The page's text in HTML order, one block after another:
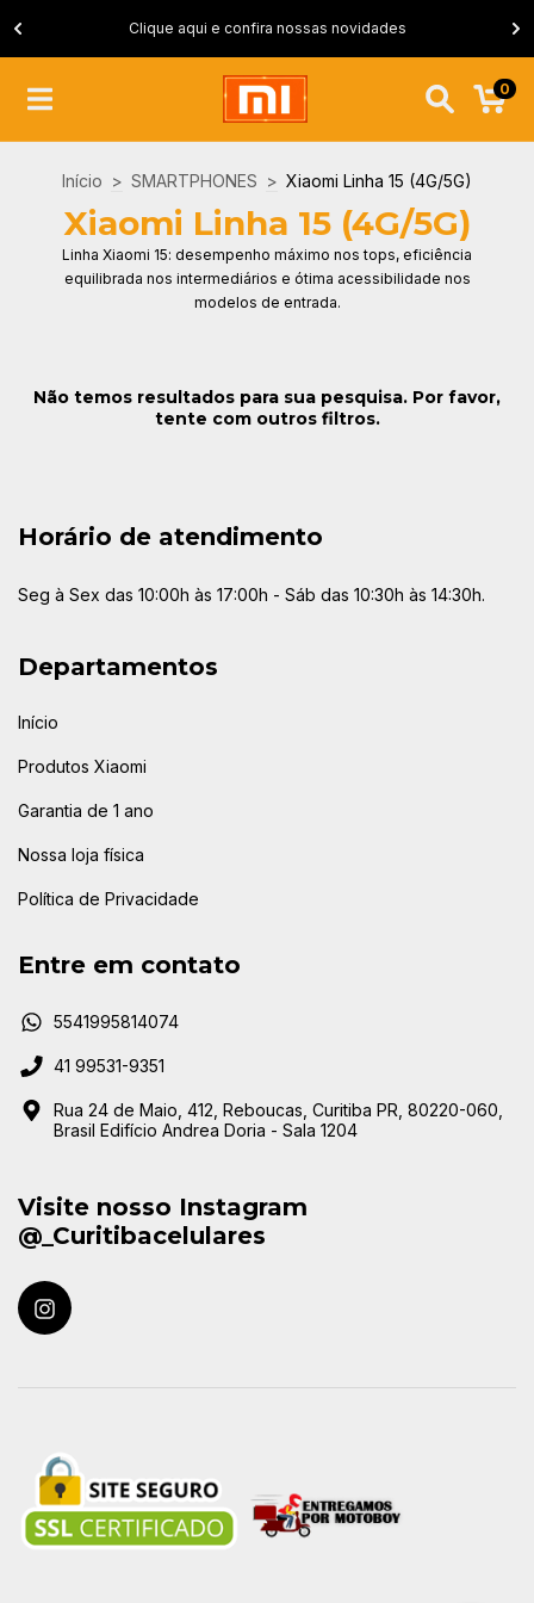
Clique aqui e confira nossas novidades
0
Início > SMARTPHONES > Xiaomi Linha 15 (4G/5G)
Xiaomi Linha 15 (4G/5G)
Linha Xiaomi 15: desempenho máximo nos tops, eficiência
equilibrada nos intermediários e ótima acessibilidade nos
modelos de entrada.
Não temos resultados para sua pesquisa. Por favor,
tente com outros filtros.
Horário de atendimento
Seg à Sex das 10:00h às 17:00h - Sáb das 10:30h às 14:30h.
Departamentos
Início
Produtos Xiaomi
Garantia de 1 ano
Nossa loja física
Política de Privacidade
Entre em contato
5541995814074
41 99531-9351
Rua 24 de Maio, 412, Reboucas, Curitiba PR, 80220-060,
Brasil Edifício Andrea Doria - Sala 1204
Visite nosso Instagram
@_Curitibacelulares